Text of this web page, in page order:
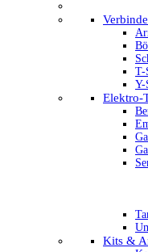
T-
Y-
Elektro-
Kits &